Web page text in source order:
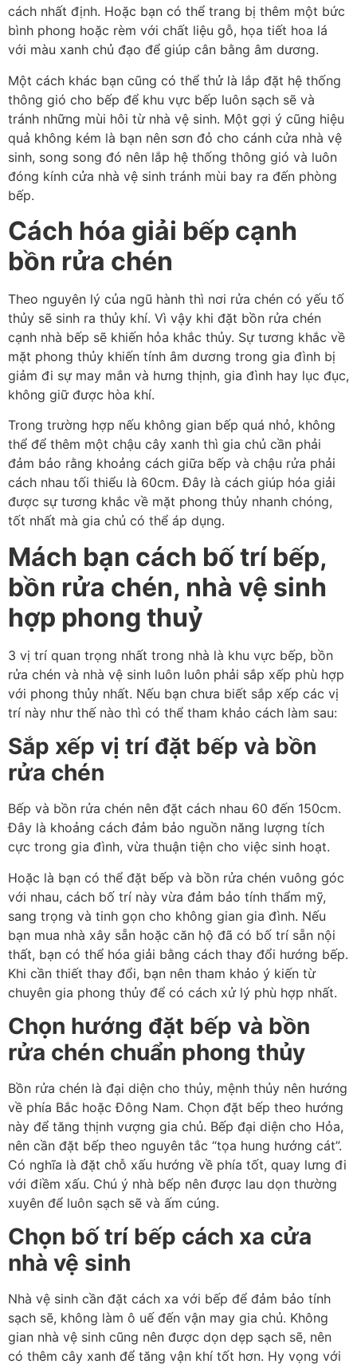
cách nhất định. Hoặc bạn có thể trang bị thêm một bức
bình phong hoặc rèm với chất liệu gỗ, họa tiết hoa lá
với màu xanh chủ đạo để giúp cân bằng âm dương.
Một cách khác bạn cũng có thể thử là lắp đặt hệ thống
thông gió cho bếp để khu vực bếp luôn sạch sẽ và
tránh những mùi hôi từ nhà vệ sinh. Một gợi ý cũng hiệu
quả không kém là bạn nên sơn đỏ cho cánh cửa nhà vệ
sinh, song song đó nên lắp hệ thống thông gió và luôn
đóng kính cửa nhà vệ sinh tránh mùi bay ra đến phòng
bếp.
Cách hóa giải bếp cạnh
bồn rửa chén
Theo nguyên lý của ngũ hành thì nơi rửa chén có yếu tố
thủy sẽ sinh ra thủy khí. Vì vậy khi đặt bồn rửa chén
cạnh nhà bếp sẽ khiến hỏa khắc thủy. Sự tương khắc về
mặt phong thủy khiến tính âm dương trong gia đình bị
giảm đi sự may mắn và hưng thịnh, gia đình hay lục đục,
không giữ được hòa khí.
Trong trường hợp nếu không gian bếp quá nhỏ, không
thể để thêm một chậu cây xanh thì gia chủ cần phải
đảm bảo rằng khoảng cách giữa bếp và chậu rửa phải
cách nhau tối thiểu là 60cm. Đây là cách giúp hóa giải
được sự tương khắc về mặt phong thủy nhanh chóng,
tốt nhất mà gia chủ có thể áp dụng.
Mách bạn cách bố trí bếp,
bồn rửa chén, nhà vệ sinh
hợp phong thuỷ
3 vị trí quan trọng nhất trong nhà là khu vực bếp, bồn
rửa chén và nhà vệ sinh luôn luôn phải sắp xếp phù hợp
với phong thủy nhất. Nếu bạn chưa biết sắp xếp các vị
trí này như thế nào thì có thể tham khảo cách làm sau:
Sắp xếp vị trí đặt bếp và bồn
rửa chén
Bếp và bồn rửa chén nên đặt cách nhau 60 đến 150cm.
Đây là khoảng cách đảm bảo nguồn năng lượng tích
cực trong gia đình, vừa thuận tiện cho việc sinh hoạt.
Hoặc là bạn có thể đặt bếp và bồn rửa chén vuông góc
với nhau, cách bố trí này vừa đảm bảo tính thẩm mỹ,
sang trọng và tinh gọn cho không gian gia đình. Nếu
bạn mua nhà xây sẵn hoặc căn hộ đã có bố trí sẵn nội
thất, bạn có thể hóa giải bằng cách thay đổi hướng bếp.
Khi cần thiết thay đổi, bạn nên tham khảo ý kiến từ
chuyên gia phong thủy để có cách xử lý phù hợp nhất.
Chọn hướng đặt bếp và bồn
rửa chén chuẩn phong thủy
Bồn rửa chén là đại diện cho thủy, mệnh thủy nên hướng
về phía Bắc hoặc Đông Nam. Chọn đặt bếp theo hướng
này để tăng thịnh vượng gia chủ. Bếp đại diện cho Hỏa,
nên cần đặt bếp theo nguyên tắc “tọa hung hướng cát”.
Có nghĩa là đặt chỗ xấu hướng về phía tốt, quay lưng đi
với điềm xấu. Chú ý nhà bếp nên được lau dọn thường
xuyên để luôn sạch sẽ và ấm cúng.
Chọn bố trí bếp cách xa cửa
nhà vệ sinh
Nhà vệ sinh cần đặt cách xa với bếp để đảm bảo tính
sạch sẽ, không làm ô uế đến vận may gia chủ. Không
gian nhà vệ sinh cũng nên được dọn dẹp sạch sẽ, nên
có thêm cây xanh để tăng vận khí tốt hơn. Hy vọng với